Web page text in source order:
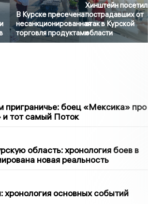
В Курске пресечена
несанкционированная
торговля продуктами
Хинштейн посетил
пострадавших от
атак в Курской
области
приграничье: боец «Мексика» про
тот самый Поток
область: хронология боев в
новая реальность
основных событий